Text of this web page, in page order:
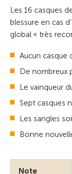
Les 16 casques
blessure en cas
global « très
Aucun casque
De nombreux
Le vainqueur
Sept casques
Les sangles
Bonne
Note